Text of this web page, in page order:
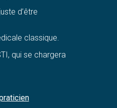
d’être
classique.
qui se chargera